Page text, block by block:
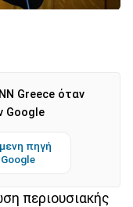
Greece όταν
Google
πηγή
περιουσιακής